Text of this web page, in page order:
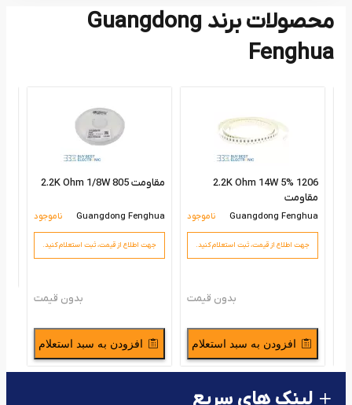
محصولات برند Guangdong
Fenghua
1206 2.2K Ohm 14W 5%
مقاومت
Guangdong Fenghua ناموجود
جهت اطلاع از قیمت،‌ ثبت استعلام کنید.
بدون قیمت
افزودن به سبد استعلام
مقاومت 2.2K Ohm 1/8W 805
Guangdong Fenghua ناموجود
جهت اطلاع از قیمت،‌ ثبت استعلام کنید.
بدون قیمت
افزودن به سبد استعلام
لینک های سریع